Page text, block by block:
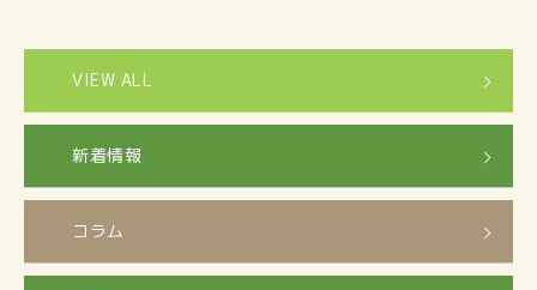
VIEW ALL
新着情報
コラム